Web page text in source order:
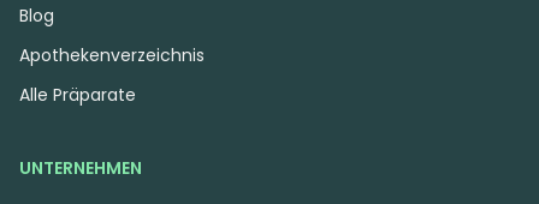
Blog
Apothekenverzeichnis
Alle Präparate
UNTERNEHMEN